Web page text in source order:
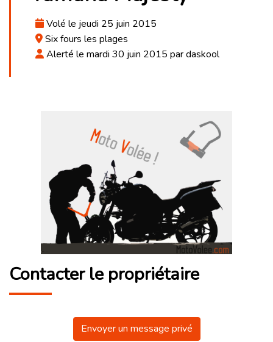
Volé le jeudi 25 juin 2015
Six fours les plages
Alerté le mardi 30 juin 2015 par daskool
Contacter le propriétaire
Envoyer un message privé